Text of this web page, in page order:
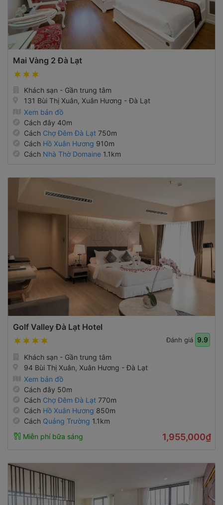
Mai Vàng 2 Đà Lạt
Khách sạn - Gần trung tâm
131 Bùi Thị Xuân, Xuân Hương - Đà Lạt
Xem bản đồ
Cách đây 40m
Cách Chợ Đêm Đà Lạt 750m
Cách Hồ Xuân Hương 910m
Cách Nhà Thờ Domaine 1.1km
Golf Valley Đà Lạt Hotel
Đánh giá 9.9
Khách sạn - Gần trung tâm
94 Bùi Thị Xuân, Xuân Hương - Đà Lạt
Xem bản đồ
Cách đây 50m
Cách Chợ Đêm Đà Lạt 770m
Cách Hồ Xuân Hương 850m
Cách Quảng Trường 1.1km
Miễn phí bữa sáng
1,955,000₫